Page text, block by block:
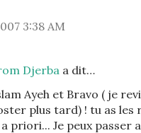
3:38 AM
Djerba a dit…
Ayeh et Bravo ( je
plus tard) ! tu as les
priori... Je peux passer